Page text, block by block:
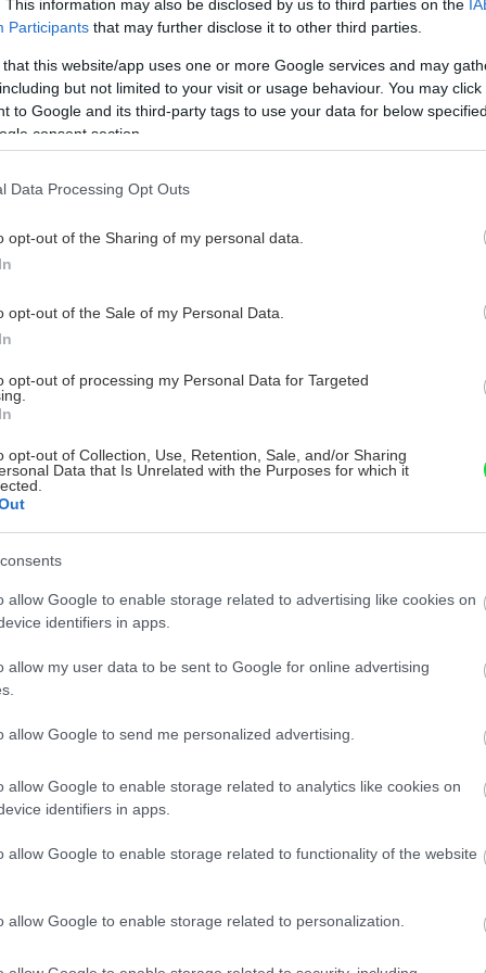
This information may also be disclosed by us to third parties on the
Participants that may further disclose it to other third parties.
that this website/app uses one or more Google services and may
but not limited to your visit or usage behaviour. You may
to Google and its third-party tags to use your data for below
consent section.
Data Processing Opt Outs
opt-out of the Sharing of my personal data.
opt-out of the Sale of my Personal Data.
opt-out of processing my Personal Data for Targeted
opt-out of Collection, Use, Retention, Sale, and/or Sharing
Data that Is Unrelated with the Purposes for which it
allow Google to enable storage related to advertising like cookies on
identifiers in apps.
allow my user data to be sent to Google for online advertising
allow Google to send me personalized advertising.
allow Google to enable storage related to analytics like cookies on
identifiers in apps.
allow Google to enable storage related to functionality of the website
allow Google to enable storage related to personalization.
strešného plášťa a stratu pohody v
oproti
rýchlo
alebo
(voda zateká do tepelnej izolácie),
otočenie opačnou stranou, nesprávne uloženie
izolácia časom vypadáva, prehýba sa,
alebo porušenie jej celistvosti – vodné
dojem, že odniekiaľ zateká,
prechádzajú tepelnou izoláciou a tvoria
plášťa – vodná para sa vyparuje,
materiál.